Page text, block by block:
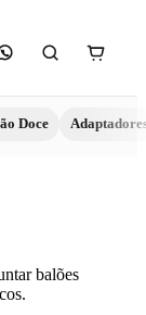
Doce
balões